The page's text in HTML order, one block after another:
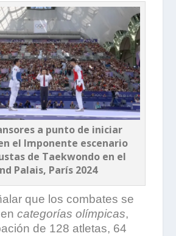
a punto de iniciar
el Imponente escenario
de Taekwondo en el
Palais, París 2024
que los combates se
encategorías olímpicas,
de 128 atletas, 64